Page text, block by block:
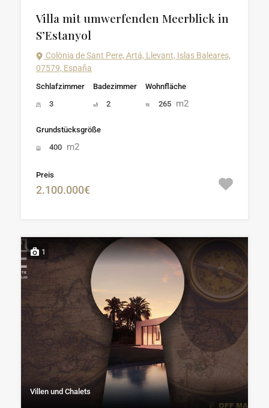
Villa mit umwerfenden Meerblick in
S’Estanyol
Colònia de Sant Pere, Artá, Llevant, Islas Baleares,
07579, España
Schlafzimmer
3
Badezimmer
2
Wohnfläche
265 m2
Grundstücksgröße
400 m2
Preis
2.100.000€
1
Villen und Chalets